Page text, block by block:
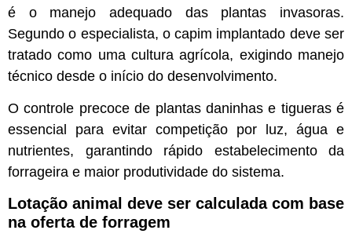
é o manejo adequado das plantas invasoras.
Segundo o especialista, o capim implantado deve ser
tratado como uma cultura agrícola, exigindo manejo
técnico desde o início do desenvolvimento.
O controle precoce de plantas daninhas e tigueras é
essencial para evitar competição por luz, água e
nutrientes, garantindo rápido estabelecimento da
forrageira e maior produtividade do sistema.
Lotação animal deve ser calculada com base
na oferta de forragem